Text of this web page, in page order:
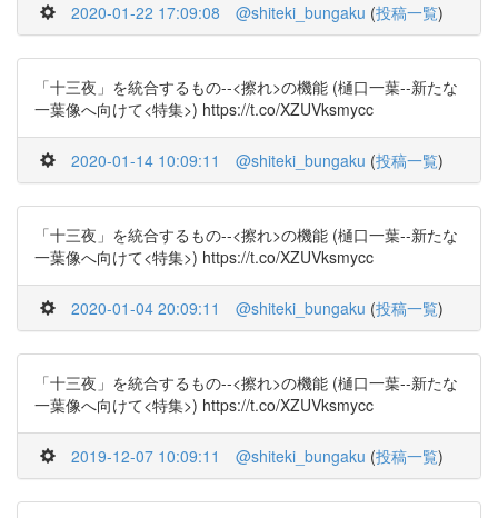
2020-01-22 17:09:08 @shiteki_bungaku (投稿一覧)
「十三夜」を統合するもの--<擦れ>の機能 (樋口一葉--新たな
一葉像へ向けて<特集>) https://t.co/XZUVksmycc
2020-01-14 10:09:11 @shiteki_bungaku (投稿一覧)
「十三夜」を統合するもの--<擦れ>の機能 (樋口一葉--新たな
一葉像へ向けて<特集>) https://t.co/XZUVksmycc
2020-01-04 20:09:11 @shiteki_bungaku (投稿一覧)
「十三夜」を統合するもの--<擦れ>の機能 (樋口一葉--新たな
一葉像へ向けて<特集>) https://t.co/XZUVksmycc
2019-12-07 10:09:11 @shiteki_bungaku (投稿一覧)